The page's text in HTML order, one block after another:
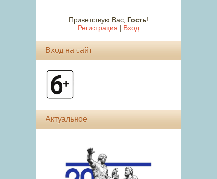
Приветствую Вас, Гость!
Регистрация | Вход
Вход на сайт
Актуальное